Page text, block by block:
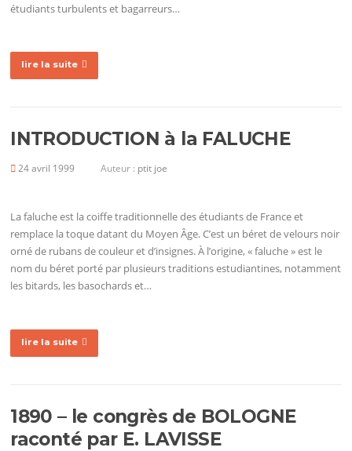
étudiants turbulents et bagarreurs…
lire la suite
INTRODUCTION à la FALUCHE
24 avril 1999 Auteur : ptit joe
La faluche est la coiffe traditionnelle des étudiants de France et
remplace la toque datant du Moyen Âge. C’est un béret de velours noir
orné de rubans de couleur et d’insignes. À l’origine, « faluche » est le
nom du béret porté par plusieurs traditions estudiantines, notamment
les bitards, les basochards et…
lire la suite
1890 – le congrès de BOLOGNE
raconté par E. LAVISSE